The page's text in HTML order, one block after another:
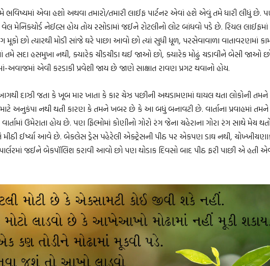
તમે ભવિષ્યમાં એવા હશો અથવા તમારો/તમારી લાઈફ પાર્ટનર એવાં હશે એવું તમે ધારી લીધું છે.
મેનિક્યોર્ડ નેઈલ્સ હોય તોય રસોડામાં જઈને રોટલીનો લોટ બાંધવો પડે છે. રિયલ
મૂકો છો ત્યારથી મોડી સાંજે ઘરે પાછા આવો છો ત્યાં સુધી ધૂળ, પરસેવાવાળા વાતાવરણમાં
તમે સદા હસમુખા નથી, ક્યારેક ચીડચીડા થઈ જાઓ છો, ક્યારેક મોઢું ચડાવીને બેસી જાઓ
અવાજમાં એવી કરડાકી પ્રવેશી જાય છે જાણે સાક્ષાત રાવણ પ્રગટ થવાનો હોય.
દાઝી જતા કે ખૂબ માર ખાતા કે કાર ચેઝ પછીની અથડામણમાં ઘાયલ થતા લોકોની તમને
અનુકંપા નથી થતી કારણ કે તમને ખબર છે કે આ બધું બનાવટી છે. વાર્તાના પ્રવાહમાં
ઉમેરાતા હોય છે. પણ ફિલ્મોમાં કોણીનો ગોરો રંગ જેના ચહેરાના ગોરા રંગ સાથે મેચ
ઈર્ષ્યા આવે છે. બેકલેસ ડ્રેસ પહેરેલી એક્ટ્રેસની પીઠ પર એકપણ ડાઘ નથી,
જઈને બેકપૉલિશ કરાવી આવો છો પણ થોડાક દિવસો બાદ પીઠ ફરી પાછી એ હતી